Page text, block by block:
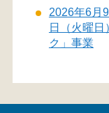
2026年6月
日（火曜日
ク」事業